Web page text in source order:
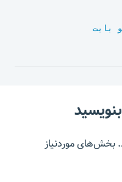
بخش‌های موردنیاز